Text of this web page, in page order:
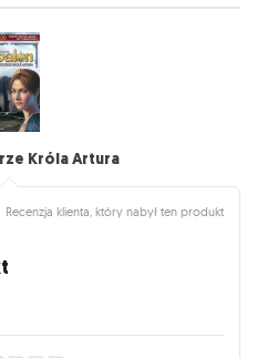
Króla Artura
Recenzja klienta, który nabył ten produkt